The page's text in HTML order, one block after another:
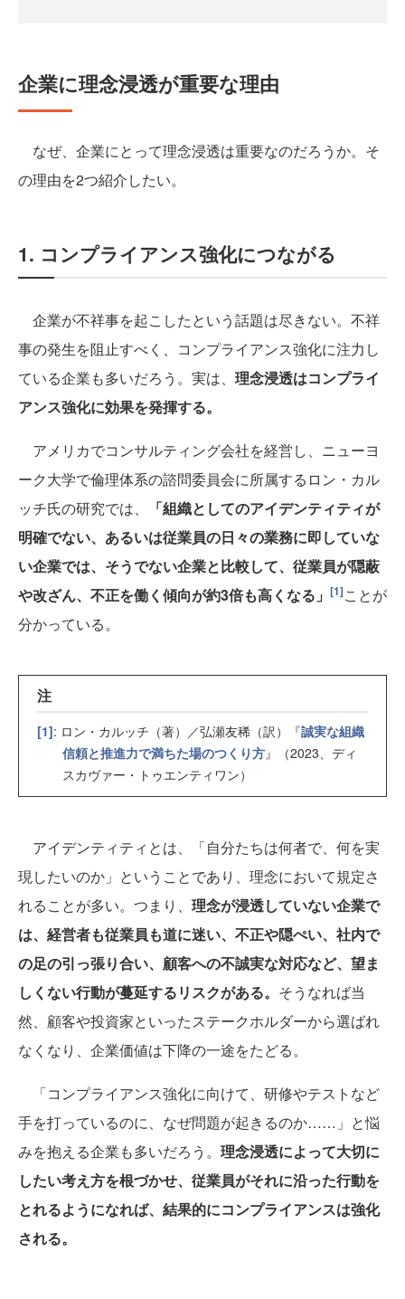
企業に理念浸透が重要な理由
なぜ、企業にとって理念浸透は重要なのだろうか。そ
の理由を2つ紹介したい。
1. コンプライアンス強化につながる
企業が不祥事を起こしたという話題は尽きない。不祥
事の発生を阻止すべく、コンプライアンス強化に注力し
ている企業も多いだろう。実は、 理念浸透はコンプライ
アンス強化に効果を発揮する。
アメリカでコンサルティング会社を経営し、ニューヨ
ーク大学で倫理体系の諮問委員会に所属するロン・カル
ッチ氏の研究では、
「組織としてのアイデンティティが
明確でない、あるいは従業員の日々の業務に即していな
い企業では、そうでない企業と比較して、従業員が隠蔽
や改ざん、不正を働く傾向が約3倍も高くなる」 [1]ことが
分かっている。
注
[1]: ロン・カルッチ（著）／弘瀬友稀（訳）『誠実な組織
信頼と推進力で満ちた場のつくり方』（2023、ディ
スカヴァー・トゥエンティワン）
アイデンティティとは、「自分たちは何者で、何を実
現したいのか」ということであり、理念において規定さ
れることが多い。つまり、 理念が浸透していない企業で
は、経営者も従業員も道に迷い、不正や隠ぺい、社内で
の足の引っ張り合い、顧客への不誠実な対応など、望ま
しくない行動が蔓延するリスクがある。 そうなれば当
然、顧客や投資家といったステークホルダーから選ばれ
なくなり、企業価値は下降の一途をたどる。
「コンプライアンス強化に向けて、研修やテストなど
手を打っているのに、なぜ問題が起きるのか……」と悩
みを抱える企業も多いだろう。 理念浸透によって大切に
したい考え方を根づかせ、従業員がそれに沿った行動を
とれるようになれば、結果的にコンプライアンスは強化
される。